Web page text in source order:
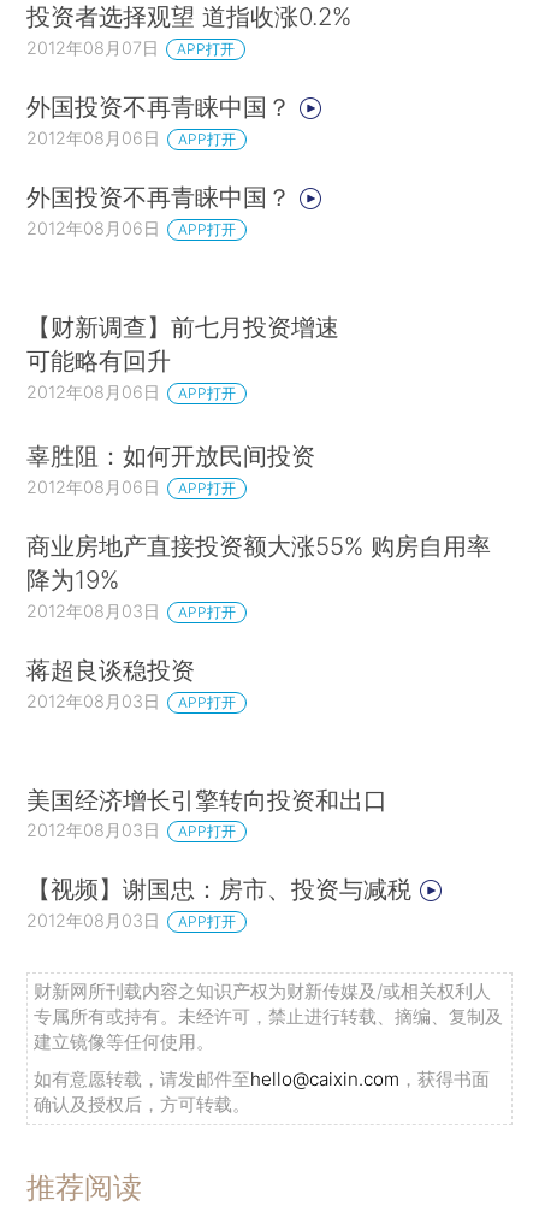
投资者选择观望 道指收涨0.2%
2012年08月07日 APP打开
外国投资不再青睐中国？
2012年08月06日 APP打开
外国投资不再青睐中国？
2012年08月06日 APP打开
【财新调查】前七月投资增速
可能略有回升
2012年08月06日 APP打开
辜胜阻：如何开放民间投资
2012年08月06日 APP打开
商业房地产直接投资额大涨55% 购房自用率
降为19%
2012年08月03日 APP打开
蒋超良谈稳投资
2012年08月03日 APP打开
美国经济增长引擎转向投资和出口
2012年08月03日 APP打开
【视频】谢国忠：房市、投资与减税
2012年08月03日 APP打开
财新网所刊载内容之知识产权为财新传媒及/或相关权利人
专属所有或持有。未经许可，禁止进行转载、摘编、复制及
建立镜像等任何使用。
如有意愿转载，请发邮件至hello@caixin.com ，获得书面
确认及授权后，方可转载。
推荐阅读